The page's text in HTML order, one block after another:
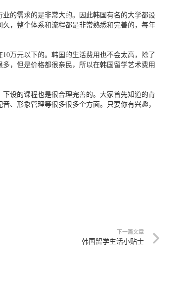
的需求的是非常大的。因此韩国有名的大学都设
，整个体系和流程都是非常熟悉和完善的，每年
万元以下的。韩国的生活费用也不会太高，除了
，但是价格都很亲民，所以在韩国留学艺术费用
设的课程也是很合理完善的。大家首先知道的肯
、形象管理等很多很多个方面。只要你有兴趣，
下一篇文章
韩国留学生活小贴士